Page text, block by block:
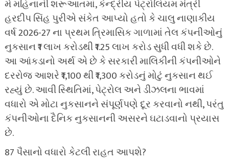
મે મહિનાની શરૂઆતમાં, કેન્દ્રીય પેટ્રોલિયમ મંત્રી
હરદીપ સિંહ પુરીએ સંકેત આપ્યો હતો કે ચાલુ નાણાકીય
વર્ષ 2026-27 ના પ્રથમ ત્રિમાસિક ગાળામાં તેલ કંપનીઓનું
નુકસાન ₹1 લાખ કરોડથી ₹1.25 લાખ કરોડ સુધી વધી શકે છે.
આ આંકડાનો અર્થ એ છે કે સરકારી માલિકીની કંપનીઓને
દરરોજ આશરે ₹1,100 થી ₹1,300 કરોડનું મોટું નુકસાન થઈ
રહ્યું છે. આવી સ્થિતિમાં, પેટ્રોલ અને ડીઝલના ભાવમાં
વધારો એ મોટા નુકસાનને સંપૂર્ણપણે દૂર કરવાનો નથી, પરંતુ
કંપનીઓના દૈનિક નુકસાનની અસરને ઘટાડવાનો પ્રયાસ
છે.
87 પૈસાનો વધારો કેટલી રાહત આપશે?